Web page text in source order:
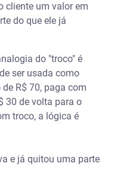
que pegar outro
cliente um valor em
do que ele já
do "troco" é
ser usada como
R$ 70, paga com
30 de volta para o
troco, a lógica é
e já quitou uma parte